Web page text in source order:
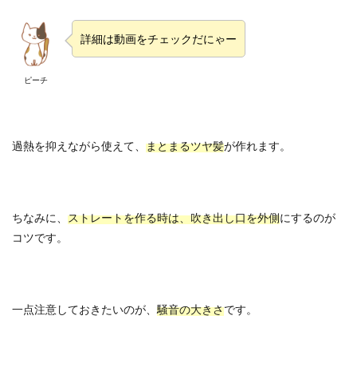
ピーチ
詳細は動画をチェックだにゃー
過熱を抑えながら使えて、 まとまるツヤ髪が作れます。
ちなみに、 ストレートを作る時は、吹き出し口を外側にするのが
コツです。
一点注意しておきたいのが、 騒音の大きさです。